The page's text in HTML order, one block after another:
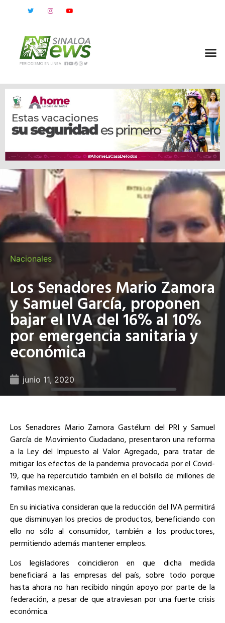
Nacionales
Los Senadores Mario Zamora
y Samuel García, proponen
bajar el IVA del 16% al 10%
por emergencia sanitaria y
económica
junio 11, 2020
Los Senadores Mario Zamora Gastélum del PRI y Samuel
García de Movimiento Ciudadano, presentaron una reforma
a la Ley del Impuesto al Valor Agregado, para tratar de
mitigar los efectos de la pandemia provocada por el Covid-
19, que ha repercutido también en el bolsillo de millones de
familias mexicanas.
En su iniciativa consideran que la reducción del IVA permitirá
que disminuyan los precios de productos, beneficiando con
ello no sólo al consumidor, también a los productores,
permitiendo además mantener empleos.
Los legisladores coincidieron en que dicha medida
beneficiará a las empresas del país, sobre todo porque
hasta ahora no han recibido ningún apoyo por parte de la
federación, a pesar de que atraviesan por una fuerte crisis
económica.